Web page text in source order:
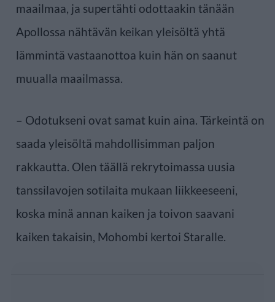
maailmaa, ja supertähti odottaakin tänään
Apollossa nähtävän keikan yleisöltä yhtä
lämmintä vastaanottoa kuin hän on saanut
muualla maailmassa.
– Odotukseni ovat samat kuin aina. Tärkeintä on
saada yleisöltä mahdollisimman paljon
rakkautta. Olen täällä rekrytoimassa uusia
tanssilavojen sotilaita mukaan liikkeeseeni,
koska minä annan kaiken ja toivon saavani
kaiken takaisin, Mohombi kertoi Staralle.